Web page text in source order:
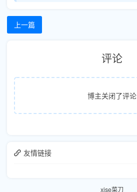
上一篇
评论
博主关闭了评论
友情链接
xise菜刀